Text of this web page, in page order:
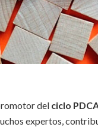
del ciclo
expertos,